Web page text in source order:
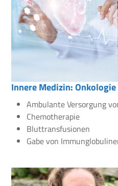
Innere Medizin: Onkologie
Ambulante Versorgung
Chemotherapie
Bluttransfusionen
Gabe von